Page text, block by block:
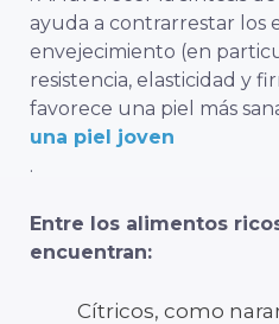
ayuda a contrarrestar los
envejecimiento (en
resistencia, elasticidad y
favorece una piel más
una piel joven
.
Entre los alimentos
encuentran:
Cítricos, como